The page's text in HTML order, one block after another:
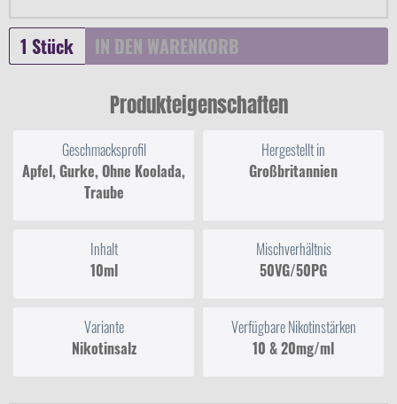
IN DEN WARENKORB
Produkteigenschaften
Geschmacksprofil
Apfel, Gurke, Ohne Koolada,
Traube
Hergestellt in
Großbritannien
Inhalt
10ml
Mischverhältnis
50VG/50PG
Variante
Nikotinsalz
Verfügbare Nikotinstärken
10 & 20mg/ml